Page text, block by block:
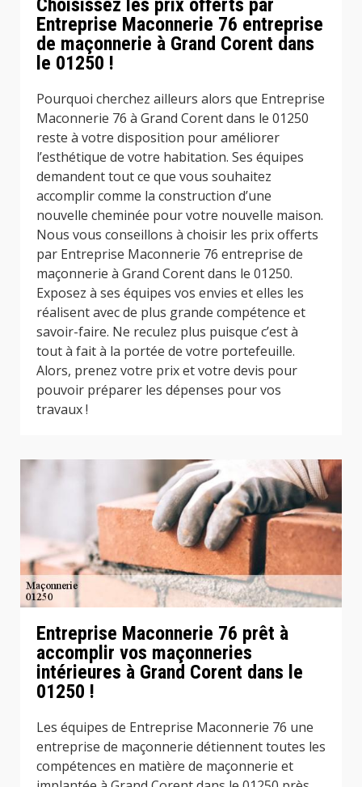
Choisissez les prix offerts par
Entreprise Maconnerie 76 entreprise
de maçonnerie à Grand Corent dans
le 01250 !
Pourquoi cherchez ailleurs alors que Entreprise
Maconnerie 76 à Grand Corent dans le 01250
reste à votre disposition pour améliorer
l’esthétique de votre habitation. Ses équipes
demandent tout ce que vous souhaitez
accomplir comme la construction d’une
nouvelle cheminée pour votre nouvelle maison.
Nous vous conseillons à choisir les prix offerts
par Entreprise Maconnerie 76 entreprise de
maçonnerie à Grand Corent dans le 01250.
Exposez à ses équipes vos envies et elles les
réalisent avec de plus grande compétence et
savoir-faire. Ne reculez plus puisque c’est à
tout à fait à la portée de votre portefeuille.
Alors, prenez votre prix et votre devis pour
pouvoir préparer les dépenses pour vos
travaux !
Entreprise Maconnerie 76 prêt à
accomplir vos maçonneries
intérieures à Grand Corent dans le
01250 !
Les équipes de Entreprise Maconnerie 76 une
entreprise de maçonnerie détiennent toutes les
compétences en matière de maçonnerie et